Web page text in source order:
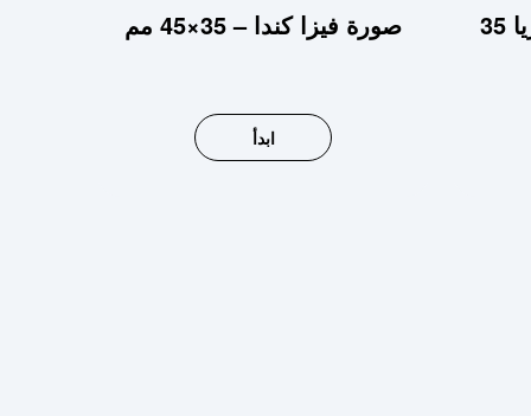
صورة فيزا كندا – 35×45 مم
ابدأ